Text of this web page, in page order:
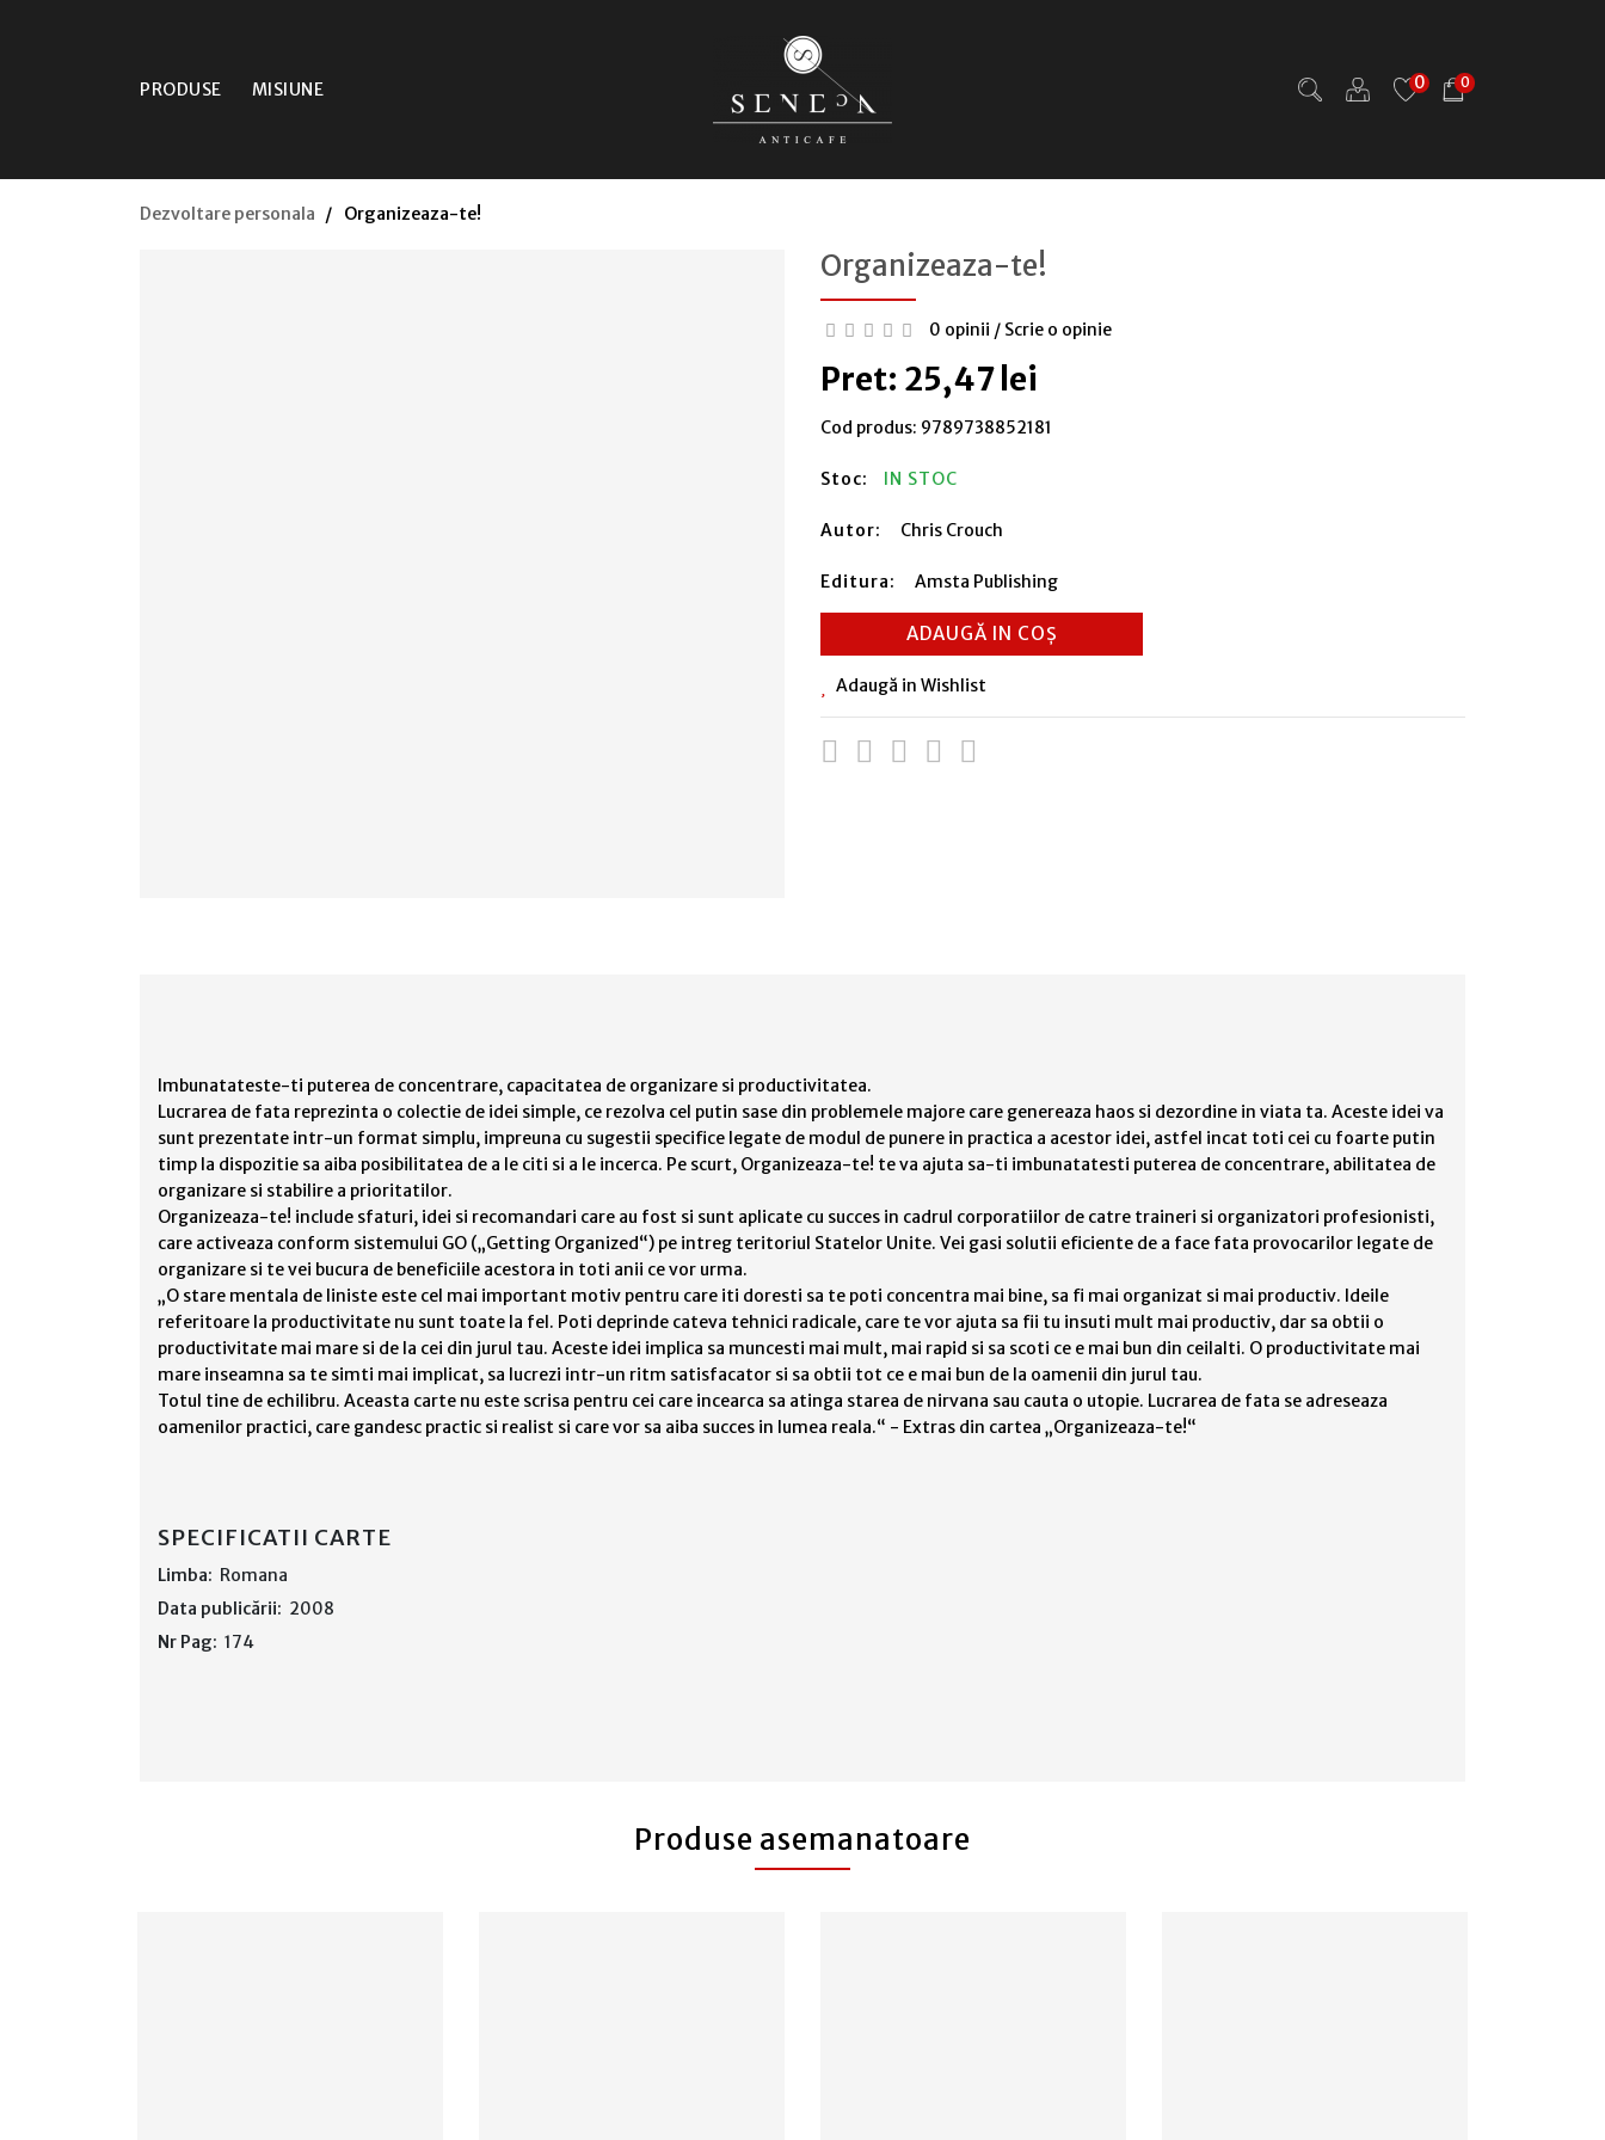
PRODUSE MISIUNE 0 0
Dezvoltare personala Organizeaza-te!
Organizeaza-te!
0 opinii / Scrie o opinie
Pret: 25,47 lei
Cod produs: 9789738852181
Stoc: IN STOC
Autor: Chris Crouch
Editura: Amsta Publishing
ADAUGĂ IN COȘ
Adaugă in Wishlist
Imbunatateste-ti puterea de concentrare, capacitatea de organizare si productivitatea.
Lucrarea de fata reprezinta o colectie de idei simple, ce rezolva cel putin sase din problemele majore care genereaza haos si dezordine in viata ta. Aceste idei va
sunt prezentate intr-un format simplu, impreuna cu sugestii specifice legate de modul de punere in practica a acestor idei, astfel incat toti cei cu foarte putin
timp la dispozitie sa aiba posibilitatea de a le citi si a le incerca. Pe scurt, Organizeaza-te! te va ajuta sa-ti imbunatatesti puterea de concentrare, abilitatea de
organizare si stabilire a prioritatilor.
Organizeaza-te! include sfaturi, idei si recomandari care au fost si sunt aplicate cu succes in cadrul corporatiilor de catre traineri si organizatori profesionisti,
care activeaza conform sistemului GO („Getting Organized“) pe intreg teritoriul Statelor Unite. Vei gasi solutii eficiente de a face fata provocarilor legate de
organizare si te vei bucura de beneficiile acestora in toti anii ce vor urma.
„O stare mentala de liniste este cel mai important motiv pentru care iti doresti sa te poti concentra mai bine, sa fi mai organizat si mai productiv. Ideile
referitoare la productivitate nu sunt toate la fel. Poti deprinde cateva tehnici radicale, care te vor ajuta sa fii tu insuti mult mai productiv, dar sa obtii o
productivitate mai mare si de la cei din jurul tau. Aceste idei implica sa muncesti mai mult, mai rapid si sa scoti ce e mai bun din ceilalti. O productivitate mai
mare inseamna sa te simti mai implicat, sa lucrezi intr-un ritm satisfacator si sa obtii tot ce e mai bun de la oamenii din jurul tau.
Totul tine de echilibru. Aceasta carte nu este scrisa pentru cei care incearca sa atinga starea de nirvana sau cauta o utopie. Lucrarea de fata se adreseaza
oamenilor practici, care gandesc practic si realist si care vor sa aiba succes in lumea reala.“ - Extras din cartea „Organizeaza-te!“
SPECIFICATII CARTE
Limba: Romana
Data publicării: 2008
Nr Pag: 174
Produse asemanatoare